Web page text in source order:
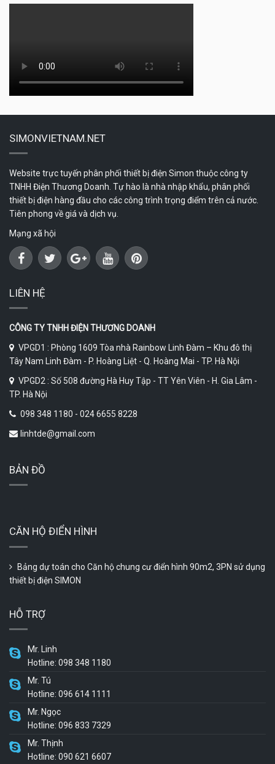
SIMONVIETNAM.NET
Website trực tuyến phân phối thiết bị điện Simon thuộc công ty
TNHH Điện Thương Doanh. Tự hào là nhà nhập khẩu, phân phối
thiết bị điện hàng đầu cho các công trình trọng điểm trên cả nước.
Tiên phong về giá và dịch vụ.
Mạng xã hội
LIÊN HỆ
CÔNG TY TNHH ĐIỆN THƯƠNG DOANH
VPGD1 : Phòng 1609 Tòa nhà Rainbow Linh Đàm – Khu đô thị
Tây Nam Linh Đàm - P. Hoàng Liệt - Q. Hoàng Mai - TP. Hà Nội
VPGD2 : Số 508 đường Hà Huy Tập - TT Yên Viên - H. Gia Lâm -
TP. Hà Nội
098 348 1180 - 024 6655 8228
linhtde@gmail.com
BẢN ĐỒ
CĂN HỘ ĐIỂN HÌNH
Bảng dự toán cho Căn hộ chung cư điển hình 90m2, 3PN sử dụng
thiết bị điện SIMON
HỖ TRỢ
Mr. Linh
Hotline: 098 348 1180
Mr. Tú
Hotline: 096 614 1111
Mr. Ngọc
Hotline: 096 833 7329
Mr. Thịnh
Hotline: 090 621 6607